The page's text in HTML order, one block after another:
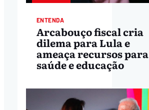
ENTENDA
Arcabouço fiscal cria
dilema para Lula e
ameaça recursos para
saúde e educação